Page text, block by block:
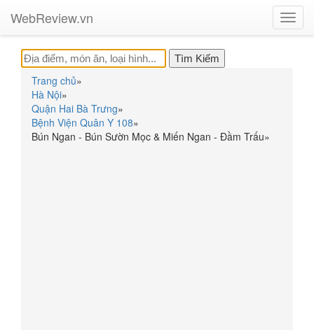
WebReview.vn
Trang chủ»
Hà Nội»
Quận Hai Bà Trưng»
Bệnh Viện Quân Y 108»
Bún Ngan - Bún Sườn Mọc & Miến Ngan - Đầm Trấu»